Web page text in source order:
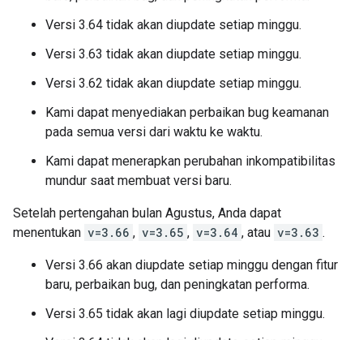
Versi 3.64 tidak akan diupdate setiap minggu.
Versi 3.63 tidak akan diupdate setiap minggu.
Versi 3.62 tidak akan diupdate setiap minggu.
Kami dapat menyediakan perbaikan bug keamanan
pada semua versi dari waktu ke waktu.
Kami dapat menerapkan perubahan inkompatibilitas
mundur saat membuat versi baru.
Setelah pertengahan bulan Agustus, Anda dapat
menentukan v=3.66 , v=3.65 , v=3.64 , atau v=3.63 .
Versi 3.66 akan diupdate setiap minggu dengan fitur
baru, perbaikan bug, dan peningkatan performa.
Versi 3.65 tidak akan lagi diupdate setiap minggu.